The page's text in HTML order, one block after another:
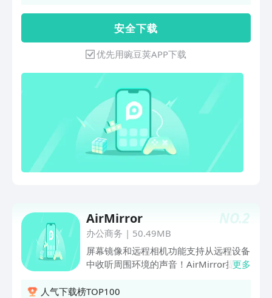
脑上等。主要功能：1.远程控制可在电脑
上远程控制安卓手机，大屏幕使用安卓手
机更顺畅。安卓设备不受root限制，未
root的设备，也连接桌面客户端进行简单
设置即可轻松控制。2.屏幕镜像安卓手机
屏幕实时投屏到电脑上，画质清晰流畅，
会议投屏、直播推流无障碍。3.远程相机
远程启动安卓设备摄像头，随意切换前后
摄像头，手机不在身边也能360度实时监
控手机周围环境，收听设备周围的声音。
闲置安卓设备从此变成移动摄像头。4.文
自己传，也可以添加好友或者内搜索附近
的好友，传输。5.文件管理支持管理手机
中的文件、图片、铃声、音乐、视频、文
件夹、应用程序等，更支持在电脑上远程
安装、卸载APK。6.镜像手机通知可以直
接在电脑上接收手机的通知。支持自定义
安 全 下 载
优先用豌豆荚APP下载
NO.2
AirMirror
办公商务 | 50.49MB
屏幕镜像和远程相机功能支持从远程设备
中收听周围环境的声音！AirMirror提供
助】你是否也经历过，为解决远方的父母
更多
人气下载榜TOP100